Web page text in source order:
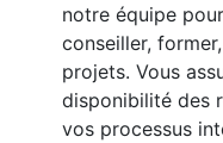
notre équipe
conseiller,
projets. Vous
disponibilité des
vos processus